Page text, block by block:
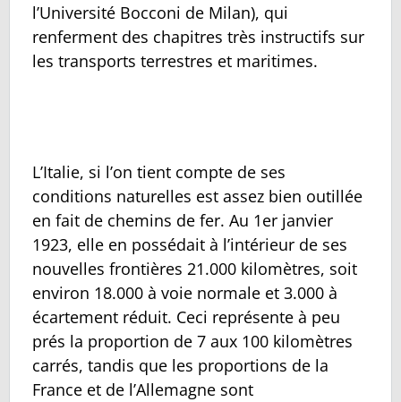
l’Université Bocconi de Milan), qui
renferment des chapitres très instructifs sur
les transports terrestres et maritimes.
L’Italie, si l’on tient compte de ses
conditions naturelles est assez bien outillée
en fait de chemins de fer. Au 1er janvier
1923, elle en possédait à l’intérieur de ses
nouvelles frontières 21.000 kilomètres, soit
environ 18.000 à voie normale et 3.000 à
écartement réduit. Ceci représente à peu
prés la proportion de 7 aux 100 kilomètres
carrés, tandis que les proportions de la
France et de l’Allemagne sont